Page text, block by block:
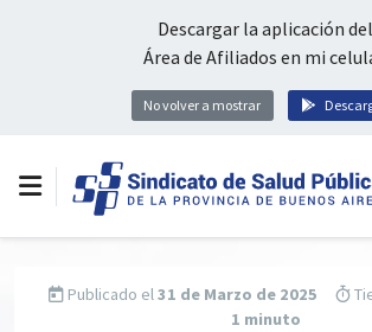
Descargar la aplicación del
Área de Afiliados en mi
No volver a mostrar
Publicado el31 de Marzo de 2025
1 minuto